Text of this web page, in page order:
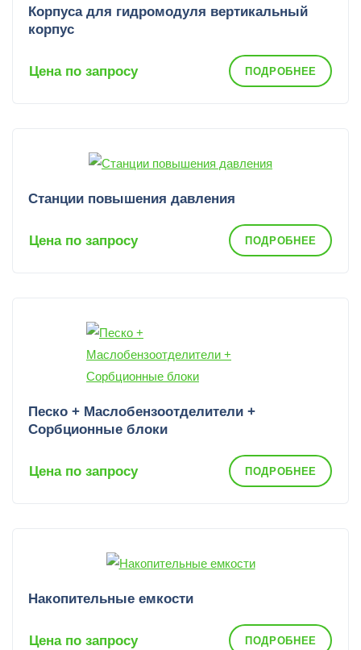
Корпуса для гидромодуля вертикальный
корпус
Цена по запросу ПОДРОБНЕЕ
Станции повышения давления
Цена по запросу ПОДРОБНЕЕ
Песко + Маслобензоотделители +
Сорбционные блоки
Цена по запросу ПОДРОБНЕЕ
Накопительные емкости
Цена по запросу ПОДРОБНЕЕ